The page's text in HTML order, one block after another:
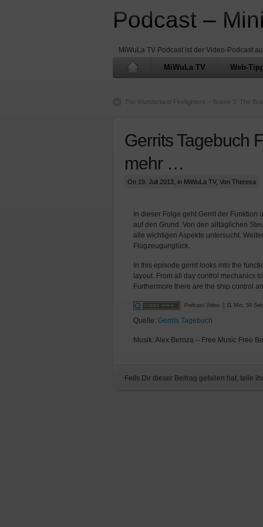
Podcast –
MiWuLa TV Podcast ist der Video-Podcast
MiWuLa TV Web-
The Wunderland Firefighters – Scene 2: The
Gerrits Tagebuch
mehr …
On 19. Juli 2013, in MiWuLa TV, Von Theresa
In dieser Folge geht Gerrit der
auf den Grund. Von den alltäglichen
alle wichtigen Aspekte untersucht.
Flugzeugunglück.
In this episode gerrit looks into the
layout. From all day control mechanics
Furthermore there are the ship control
Podcast Video [ 11 Min. 59
Quelle: Gerrits Tagebuch
Musik: Alex Beroza – Free Music Free
Feils Dir dieser Beitrag gefallen hat, teile